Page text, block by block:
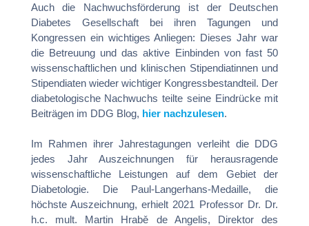
Auch die Nachwuchsförderung ist der Deutschen
Diabetes Gesellschaft bei ihren Tagungen und
Kongressen ein wichtiges Anliegen: Dieses Jahr war
die Betreuung und das aktive Einbinden von fast 50
wissenschaftlichen und klinischen Stipendiatinnen und
Stipendiaten wieder wichtiger Kongressbestandteil. Der
diabetologische Nachwuchs teilte seine Eindrücke mit
Beiträgen im DDG Blog, hier nachzulesen.
Im Rahmen ihrer Jahrestagungen verleiht die DDG
jedes Jahr Auszeichnungen für herausragende
wissenschaftliche Leistungen auf dem Gebiet der
Diabetologie. Die Paul-Langerhans-Medaille, die
höchste Auszeichnung, erhielt 2021 Professor Dr. Dr.
h.c. mult. Martin Hrabě de Angelis, Direktor des